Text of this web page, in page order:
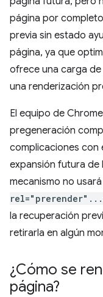
página por
previa sin estado
página, ya que
ofrece una carga de
una renderización
El equipo de
pregeneración
complicaciones con
expansión futura de
mecanismo no
la recuperación
retirarla en algún
¿Cómo se
página?